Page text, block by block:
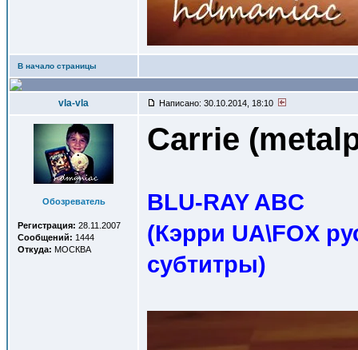
В начало страницы
vla-vla Написано: 30.10.2014, 18:10
Обозреватель
Регистрация: 28.11.2007
Сообщений: 1444
Откуда: МОСКВА
Carrie
BLU-RAY ABC
(Кэрри UA\FOX
субтитры)